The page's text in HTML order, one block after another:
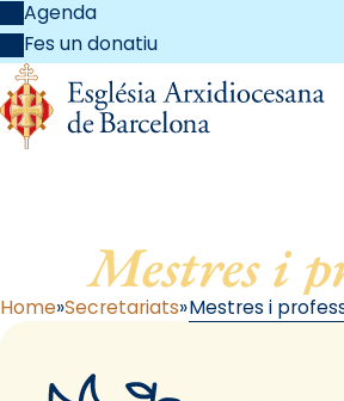
Agenda
Fes un donatiu
Mestres i
Home Secretariats Mestres i